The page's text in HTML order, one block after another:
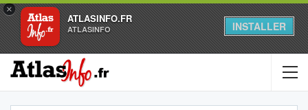
×
ATLASINFO.FR
ATLASINFO INSTALLER